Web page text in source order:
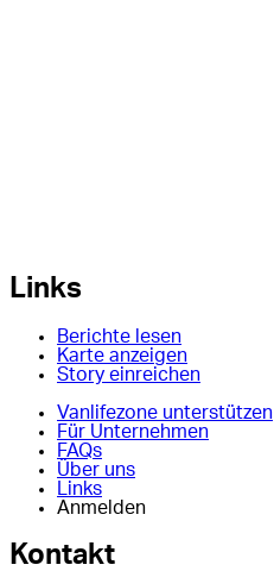
Links
Berichte lesen
Karte anzeigen
Story einreichen
Vanlifezone unterstützen
Für Unternehmen
FAQs
Über uns
Links
Anmelden
Kontakt